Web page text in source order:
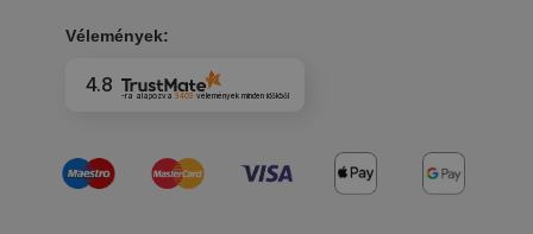
Vélemények:
4.8 -ra alapozva 3403 véleményekminden időkből